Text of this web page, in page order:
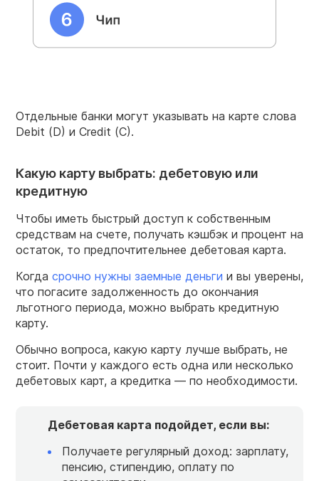
Отдельные банки могут указывать на карте слова
Debit (D) и Credit (C).
Какую карту выбрать: дебетовую или
кредитную
Чтобы иметь быстрый доступ к собственным
средствам на счете, получать кэшбэк и процент на
остаток, то предпочтительнее дебетовая карта.
Когда срочно нужны заемные деньги и вы уверены,
что погасите задолженность до окончания
льготного периода, можно выбрать кредитную
карту.
Обычно вопроса, какую карту лучше выбрать, не
стоит. Почти у каждого есть одна или несколько
дебетовых карт, а кредитка — по необходимости.
Дебетовая карта подойдет, если вы:
Получаете регулярный доход: зарплату,
пенсию, стипендию, оплату по